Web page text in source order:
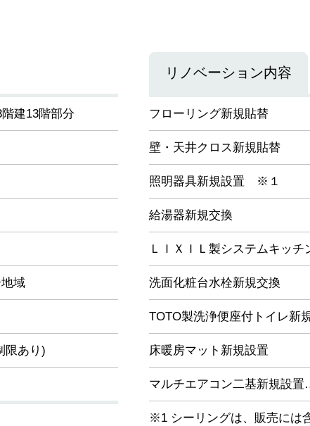
リノベーション内容
建13階部分
域
限あり)
フローリング新規貼替
壁・天井クロス新規貼替
照明器具新規設置 ※１
給湯器新規交換
ＬＩＸＩＬ製システムキッチ
洗面化粧台水栓新規交換
TOTO製洗浄便座付トイレ新
床暖房マット新規設置
マルチエアコン二基新規設
※1 シーリングは、販売には